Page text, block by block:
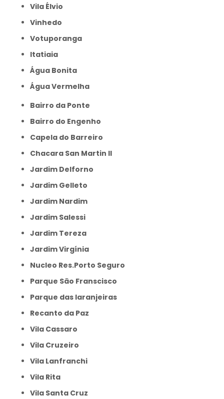
Vila Élvio
Vinhedo
Votuporanga
itatiaia
Água Bonita
Água Vermelha
Bairro da Ponte
Bairro do Engenho
Capela do Barreiro
Chacara San Martin II
Jardim Delforno
Jardim Gelleto
Jardim Nardim
Jardim Salessi
Jardim Tereza
Jardim Virgínia
Nucleo Res.Porto Seguro
Parque São Franscisco
Parque das laranjeiras
Recanto da Paz
Vila Cassaro
Vila Cruzeiro
Vila Lanfranchi
Vila Rita
Vila Santa Cruz